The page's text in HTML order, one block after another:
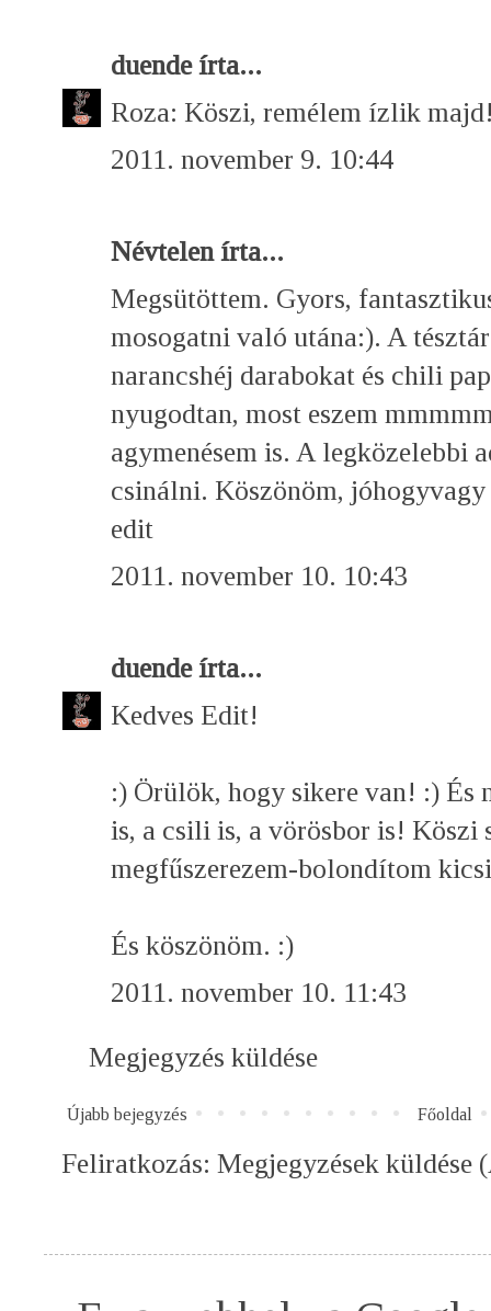
duendeírta...
Roza: Köszi, remélem ízlik
2011. november 9. 10:44
Névtelen írta...
Megsütöttem. Gyors,
mosogatni való utána:). A
narancshéj darabokat és chili
nyugodtan, most eszem
agymenésem is. A legközelebbi
csinálni. Köszönöm, jóhogyvagy
edit
2011. november 10. 10:43
duendeírta...
Kedves Edit!
:) Örülök, hogy sikere van! :) És
is, a csili is, a vörösbor is! Köszi
megfűszerezem-bolondítom
És köszönöm. :)
2011. november 10. 11:43
Megjegyzés küldése
Újabb bejegyzés Főoldal
Feliratkozás: Megjegyzések küldése